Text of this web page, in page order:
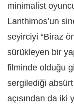
minimalist
Lanthimos’un
seyirciyi “Biraz
sürükleyen bir
filminde olduğu
sergilediği absürt
açısından da iki